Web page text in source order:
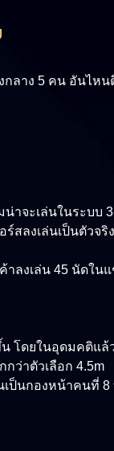
กลาง 5 คน อันไห
าจะเล่นในระบบ
สลงเล่นเป็นตัวจริ
าลงเล่น 45 นัดใน
โดยในอุดมคติแล้
ว่าตัวเลือก 4.5m
เป็นกองหน้าคนที่ 8